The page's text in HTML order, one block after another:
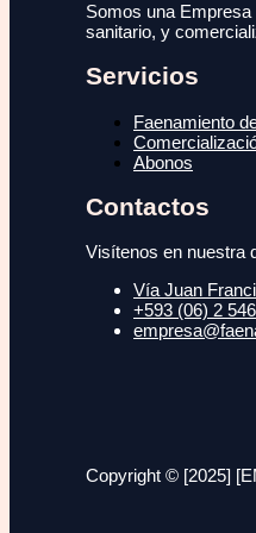
Somos una
sanitario, y
Servicios
Faenamiento
Abonos
Contactos
Visítenos en nuestra
Vía Juan
+593 (06) 2
Copyright © [2025]